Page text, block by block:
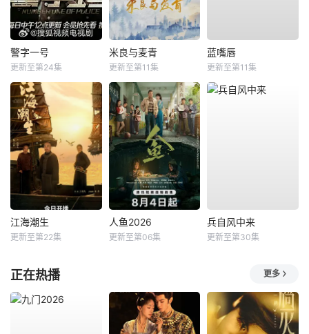
警字一号
更新至第24集
米良与麦青
更新至第11集
蓝嘴唇
更新至第11集
江海潮生
更新至第22集
人鱼2026
更新至第06集
兵自风中来
更新至第30集
正在热播 更多